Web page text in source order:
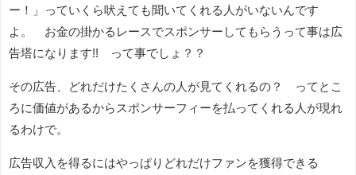
ー！」っていくら吠えても聞いてくれる人がいないんです
よ。 お金の掛かるレースでスポンサーしてもらうって事は広
告塔になります!! って事でしょ？？
その広告、どれだけたくさんの人が見てくれるの？ ってとこ
ろに価値があるからスポンサーフィーを払ってくれる人が現れ
るわけで。
広告収入を得るにはやっぱりどれだけファンを獲得できる